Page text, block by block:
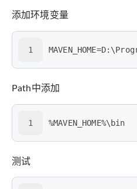
添加环境变量
1
Path中添加
1 %MAVEN_HOME%\bin
测试